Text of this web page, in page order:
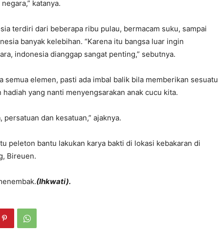
katanya.
terdiri dari beberapa ribu pulau, bermacam suku, sampai
banyak kelebihan. “Karena itu bangsa luar ingin
indonesia dianggap sangat penting,” sebutnya.
semua elemen, pasti ada imbal balik bila memberikan sesuatu
yang nanti menyengsarakan anak cucu kita.
dan kesatuan,” ajaknya.
peleton bantu lakukan karya bakti di lokasi kebakaran di
Bireuen.
(Ihkwati).